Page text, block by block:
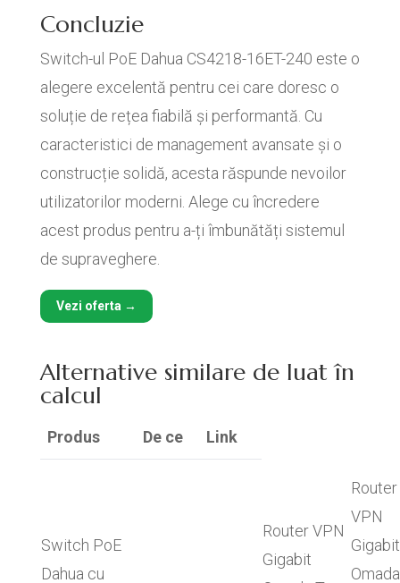
Concluzie
Switch-ul PoE Dahua CS4218-16ET-240 este o
alegere excelentă pentru cei care doresc o
soluție de rețea fiabilă și performantă. Cu
caracteristici de management avansate și o
construcție solidă, acesta răspunde nevoilor
utilizatorilor moderni. Alege cu încredere
acest produs pentru a-ți îmbunătăți sistemul
de supraveghere.
Vezi oferta →
Alternative similare de luat în
calcul
Produs De ce Link
Switch PoE
Dahua cu
Router VPN
Gigabit
Router
VPN
Gigabit
Omada